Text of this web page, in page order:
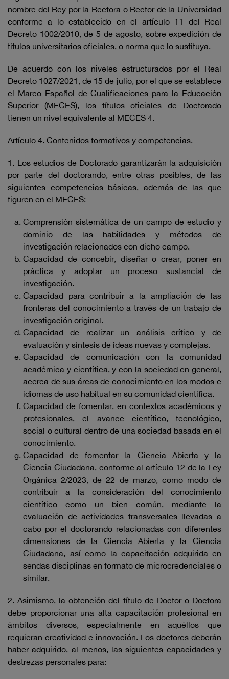
nombre del Rey por la Rectora o Rector de la Universidad
conforme a lo establecido en el artículo 11 del Real
Decreto 1002/2010, de 5 de agosto, sobre expedición de
títulos universitarios oficiales, o norma que lo sustituya.
De acuerdo con los niveles estructurados por el Real
Decreto 1027/2021, de 15 de julio, por el que se establece
el Marco Español de Cualificaciones para la Educación
Superior (MECES), los títulos oficiales de Doctorado
tienen un nivel equivalente al MECES 4.
Artículo 4. Contenidos formativos y competencias.
1. Los estudios de Doctorado garantizarán la adquisición
por parte del doctorando, entre otras posibles, de las
siguientes competencias básicas, además de las que
figuren en el MECES:
Comprensión sistemática de un campo de estudio y
dominio de las habilidades y métodos de
investigación relacionados con dicho campo.
Capacidad de concebir, diseñar o crear, poner en
práctica y adoptar un proceso sustancial de
investigación.
Capacidad para contribuir a la ampliación de las
fronteras del conocimiento a través de un trabajo de
investigación original.
Capacidad de realizar un análisis crítico y de
evaluación y síntesis de ideas nuevas y complejas.
Capacidad de comunicación con la comunidad
académica y científica, y con la sociedad en general,
acerca de sus áreas de conocimiento en los modos e
idiomas de uso habitual en su comunidad científica.
Capacidad de fomentar, en contextos académicos y
profesionales, el avance científico, tecnológico,
social o cultural dentro de una sociedad basada en el
conocimiento.
Capacidad de fomentar la Ciencia Abierta y la
Ciencia Ciudadana, conforme al artículo 12 de la Ley
Orgánica 2/2023, de 22 de marzo, como modo de
contribuir a la consideración del conocimiento
científico como un bien común, mediante la
evaluación de actividades transversales llevadas a
cabo por el doctorando relacionadas con diferentes
dimensiones de la Ciencia Abierta y la Ciencia
Ciudadana, así como la capacitación adquirida en
sendas disciplinas en formato de microcredenciales o
similar.
2. Asimismo, la obtención del título de Doctor o Doctora
debe proporcionar una alta capacitación profesional en
ámbitos diversos, especialmente en aquéllos que
requieran creatividad e innovación. Los doctores deberán
haber adquirido, al menos, las siguientes capacidades y
destrezas personales para: